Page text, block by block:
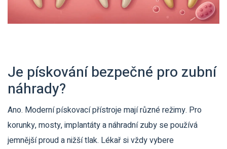
Je pískování bezpečné pro zubní
náhrady?
Ano. Moderní pískovací přístroje mají různé režimy. Pro
korunky, mosty, implantáty a náhradní zuby se používá
jemnější proud a nižší tlak. Lékař si vždy vybere